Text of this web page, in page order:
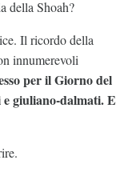
della Shoah?
Il ricordo della
innumerevoli
per il Giorno del
giuliano-dalmati. E